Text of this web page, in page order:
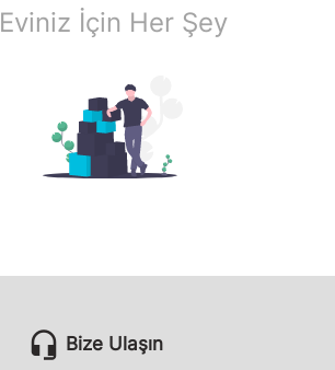
Eviniz İçin Her Şey
headset_mic Bize Ulaşın